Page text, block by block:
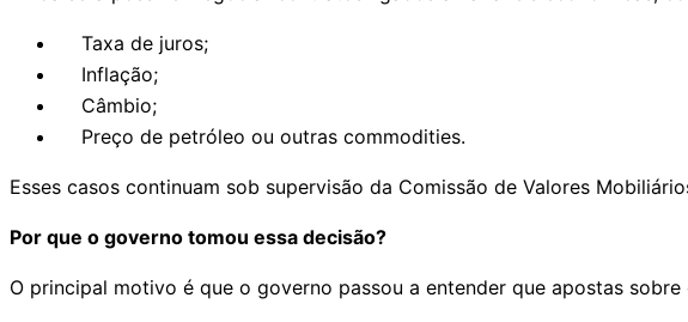
Taxa de juros;
Inflação;
Câmbio;
Preço de petróleo ou outras commodities.
Esses casos continuam sob supervisão da Comissão de Valores
Por que o governo tomou essa decisão?
O principal motivo é que o governo passou a entender que apostas